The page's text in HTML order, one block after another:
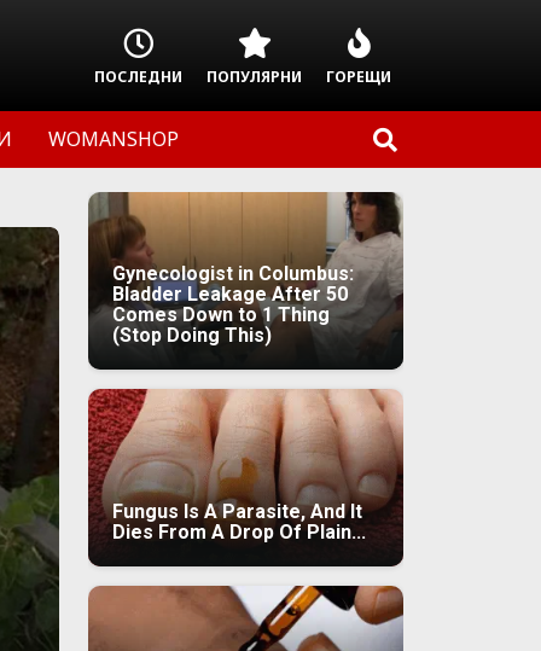
ПОСЛЕДНИ ПОПУЛЯРНИ ГОРЕЩИ
WOMANSHOP
Gynecologist in Columbus:
Bladder Leakage After 50
Comes Down to 1 Thing
(Stop Doing This)
Fungus Is A Parasite, And It
Dies From A Drop Of Plain...